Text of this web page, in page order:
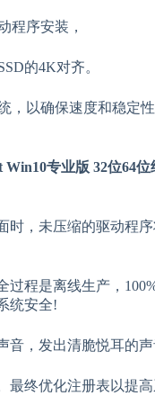
序安装，
的4K对齐。
以确保速度和稳定性
Win10专业版 32位64位
，未压缩的驱动程序
程是离线生产，
统安全!
，发出清脆悦耳的声
终优化注册表以提高